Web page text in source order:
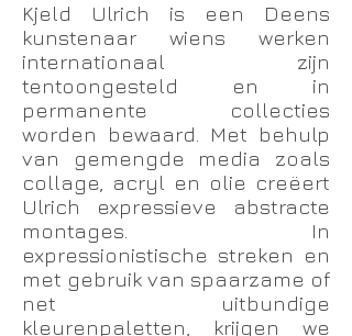
Kjeld Ulrich is een Deens
kunstenaar wiens werken
internationaal zijn
tentoongesteld en in
permanente collecties
worden bewaard. Met behulp
van gemengde media zoals
collage, acryl en olie creëert
Ulrich expressieve abstracte
montages. In
expressionistische streken en
met gebruik van spaarzame of
net uitbundige
kleurenpaletten, krijgen we